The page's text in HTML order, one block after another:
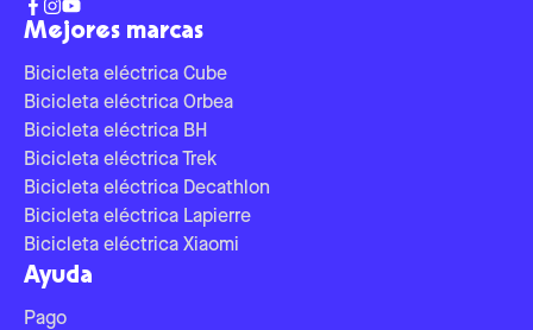
Mejores marcas
Bicicleta eléctrica Cube
Bicicleta eléctrica Orbea
Bicicleta eléctrica BH
Bicicleta eléctrica Trek
Bicicleta eléctrica Decathlon
Bicicleta eléctrica Lapierre
Bicicleta eléctrica Xiaomi
Ayuda
Pago